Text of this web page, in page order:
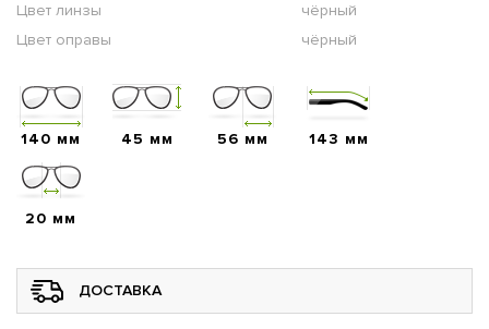
Цвет линзы
чёрный
Цвет оправы
чёрный
140 мм 45 мм 56 мм 143 мм
20 мм
ДОСТАВКА